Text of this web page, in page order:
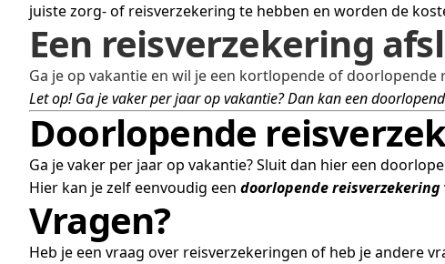
juiste zorg- of reisverzekering te hebben en worden de
Een reisverzekering
Ga je op vakantie en wil je een kortlopende of
Let op! Ga je vaker per jaar op vakantie? Dan kan een
Doorlopende
Ga je vaker per jaar op vakantie? Sluit dan hier een
Hier kan je zelf eenvoudig een doorlopende reisverzekering
Vragen?
Heb je een vraag over reisverzekeringen of heb je andere